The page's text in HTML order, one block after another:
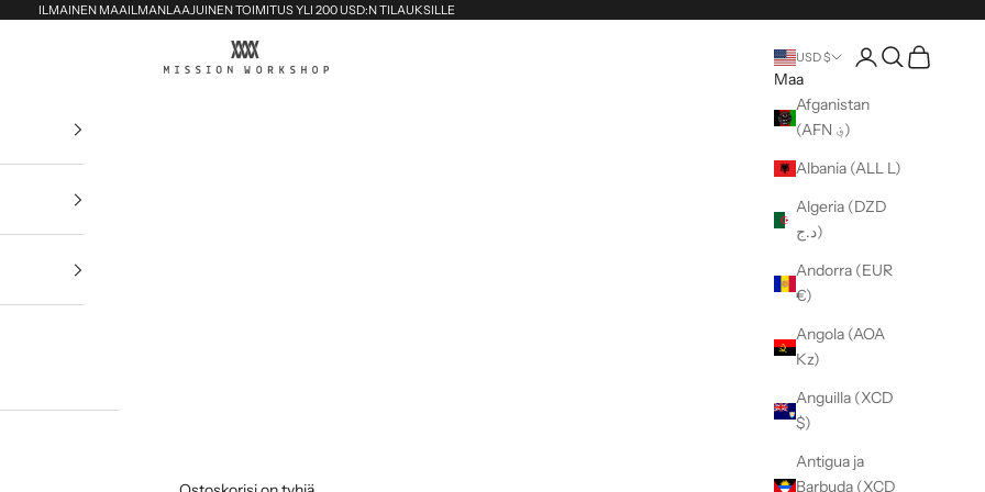
ILMAINEN MAAILMANLAAJUINEN TOIMITUS YLI 200 USD:N TILAUKSILLE
MISSION WORKSHOP USD $
Maa
Afganistan
(AFN ؋)
Albania (ALL L)
Algeria (DZD
د.ج)
Andorra (EUR
€)
Angola (AOA
Kz)
Anguilla (XCD
$)
Antigua ja
Barbuda (XCD
Avaa tili -sivu
Avaa haku
Avaa